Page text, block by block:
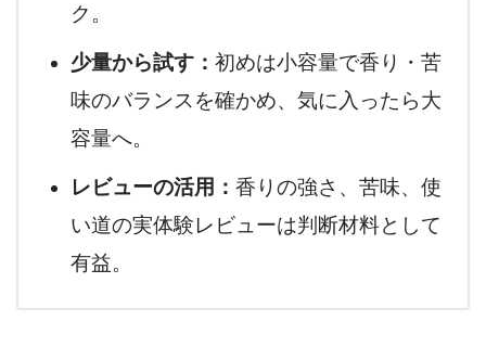
ク。
少量から試す： 初めは小容量で香り・苦
味のバランスを確かめ、気に入ったら大
容量へ。
レビューの活用： 香りの強さ、苦味、使
い道の実体験レビューは判断材料として
有益。